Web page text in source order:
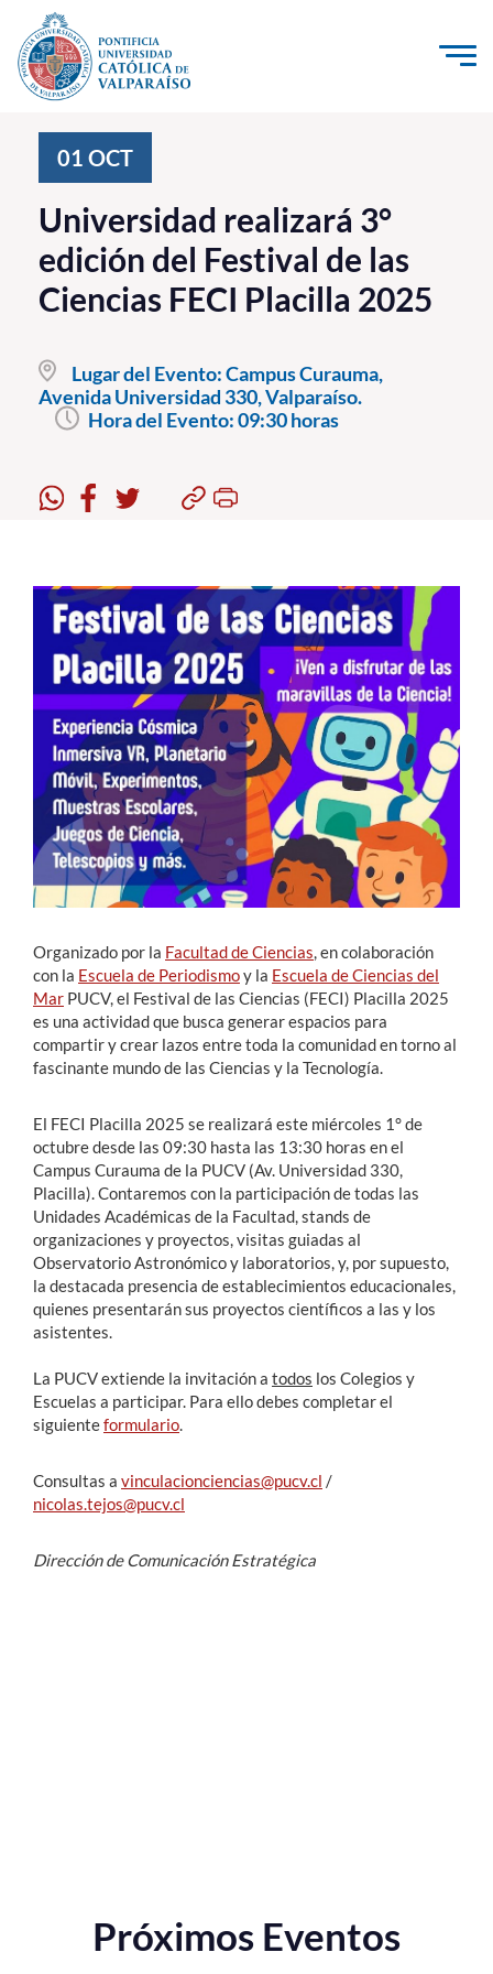
Click acá para ir directamente al contenido
Investigación, Creación e Innovación
PUCV Internacional
Vinculación con el Medio
Pregrado
Postgrado
Formación Continua
Académicos
Funcionarios
Alumni
English
01 OCT
Universidad realizará 3°
edición del Festival de las
Ciencias FECI Placilla 2025
Lugar del Evento:Campus Curauma,
Avenida Universidad 330, Valparaíso.
Hora del Evento:09:30 horas
Organizado por la Facultad de Ciencias , en colaboración
con la Escuela de Periodismoy la Escuela de Ciencias del
Mar PUCV, el Festival de las Ciencias (FECI) Placilla 2025
es una actividad que busca generar espacios para
compartir y crear lazos entre toda la comunidad en torno al
fascinante mundo de las Ciencias y la Tecnología.
El FECI Placilla 2025 se realizará este miércoles 1° de
octubre desde las 09:30 hasta las 13:30 horas en el
Campus Curauma de la PUCV (Av. Universidad 330,
Placilla). Contaremos con la participación de todas las
Unidades Académicas de la Facultad, stands de
organizaciones y proyectos, visitas guiadas al
Observatorio Astronómico y laboratorios, y, por supuesto,
la destacada presencia de establecimientos educacionales,
quienes presentarán sus proyectos científicos a las y los
asistentes.
La PUCV extiende la invitación a todos los Colegios y
Escuelas a participar. Para ello debes completar el
siguienteformulario
Consultas a vinculacionciencias@pucv.cl /
nicolas.tejos@pucv.cl
Dirección de Comunicación Estratégica
Próximos Eventos